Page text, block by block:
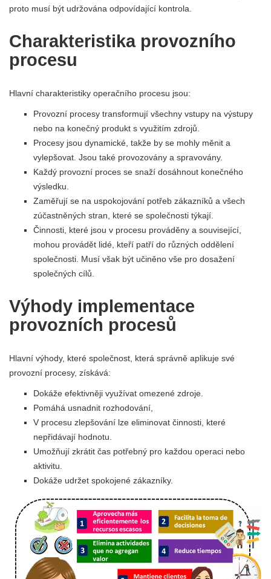
proto musí být udržována odpovídající kontrola.
Charakteristika provozního
procesu
Hlavní charakteristiky operačního procesu jsou:
Provozní procesy transformují všechny vstupy na výstupy
nebo na konečný produkt s využitím zdrojů.
Procesy jsou dynamické, takže by se mohly měnit a
vylepšovat. Jsou také provozovány a spravovány.
Každý provozní proces se snaží dosáhnout konečného
výsledku.
Zaměřují se na uspokojování potřeb zákazníků a všech
zúčastněných stran, které se společnosti týkají.
Činnosti, které jsou v procesu prováděny a související,
mohou provádět lidé, kteří patří do různých oddělení
společnosti. Musí však být učiněno vše pro dosažení
společných cílů.
Výhody implementace
provozních procesů
Hlavní výhody, které společnost, která správně aplikuje své
provozní procesy, získává:
Dokáže efektivněji využívat omezené zdroje.
Pomáhá usnadnit rozhodování,
V procesu zlepšování lze eliminovat činnosti, které
nepřidávají hodnotu.
Umožňují zkrátit čas potřebný pro každou operaci nebo
aktivitu.
Dokáže udržet spokojené zákazníky.